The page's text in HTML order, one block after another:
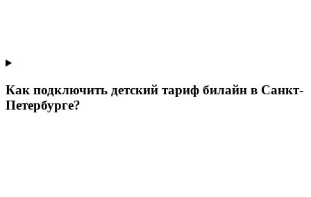
Как подключить детский тариф билайн в Санкт-
Петербурге?